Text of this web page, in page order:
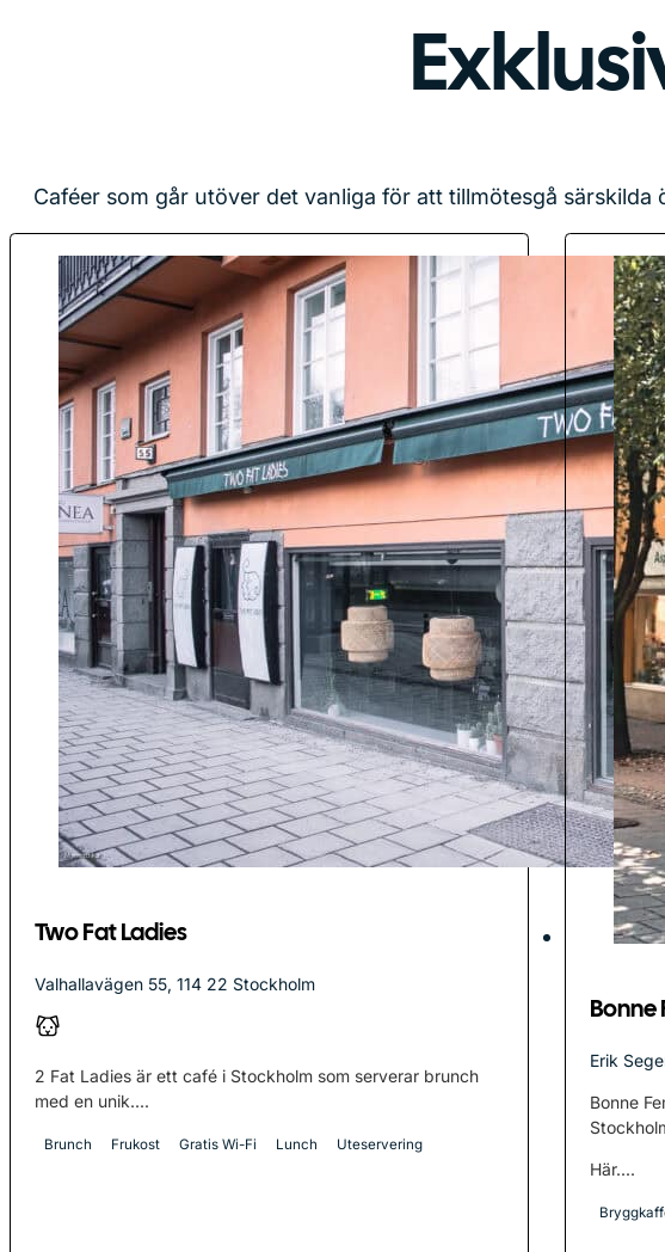
Caféer som går utöver det vanliga för att tillmötesgå särskilda
Two Fat Ladies
Valhallavägen 55, 114 22 Stockholm
2 Fat Ladies är ett café i Stockholm som serverar brunch
med en unik....
Brunch Frukost Gratis Wi-Fi Lunch Uteservering
Bonne
Erik
Bonne
Här....